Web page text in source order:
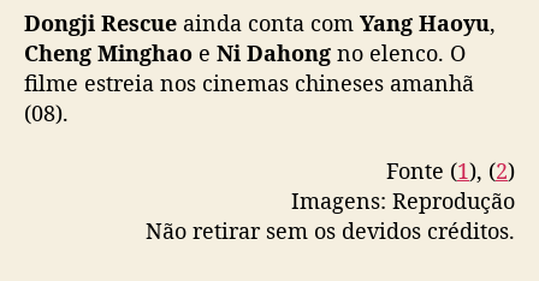
t
a
t
s
t
app by Yang Haoyu & Ni Dahong, shares
posters ahead of August 8 release in theaters
#东极岛 pic.twitter.com/CRBKMtUau2
Dongji Rescue ainda conta com Yang Haoyu,
Cheng Minghao e Ni Dahong no elenco. O
filme estreia nos cinemas chineses amanhã
(08).
Fonte (1), (2)
Imagens: Reprodução
Não retirar sem os devidos créditos.